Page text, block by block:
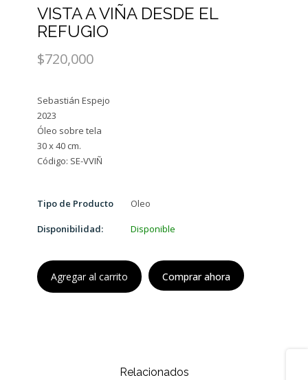
VISTA A VIÑA DESDE EL
REFUGIO
$720,000
Sebastián Espejo
2023
Óleo sobre tela
30 x 40 cm.
Tipo de Producto Oleo
Disponibilidad: Disponible
Agregar al carrito Comprar ahora
Relacionados